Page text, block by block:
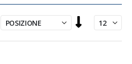
la
direzione